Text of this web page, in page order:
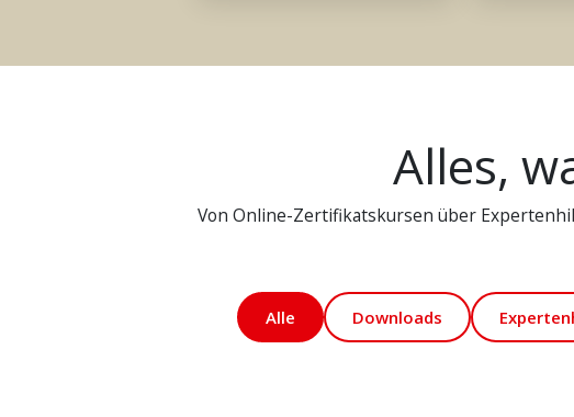
Alles,
Von Online-Zertifikatskursen über
Alle Downloads